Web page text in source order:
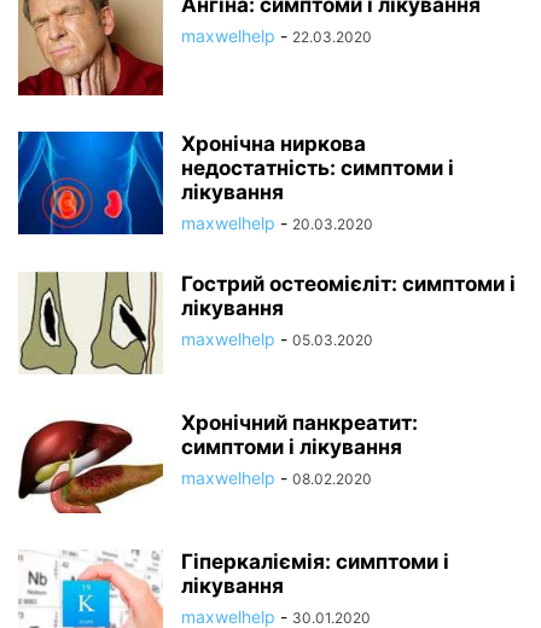
Ангіна: симптоми і лікування
maxwelhelp - 22.03.2020
Хронічна ниркова
недостатність: симптоми і
лікування
maxwelhelp - 20.03.2020
Гострий остеомієліт: симптоми і
лікування
maxwelhelp - 05.03.2020
Хронічний панкреатит:
симптоми і лікування
maxwelhelp - 08.02.2020
Гіперкаліємія: симптоми і
лікування
maxwelhelp - 30.01.2020